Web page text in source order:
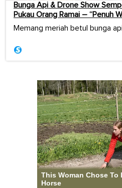
Bunga Api & Drone Show
Pukau Orang Ramai – “Penuh
Memang meriah betul bunga